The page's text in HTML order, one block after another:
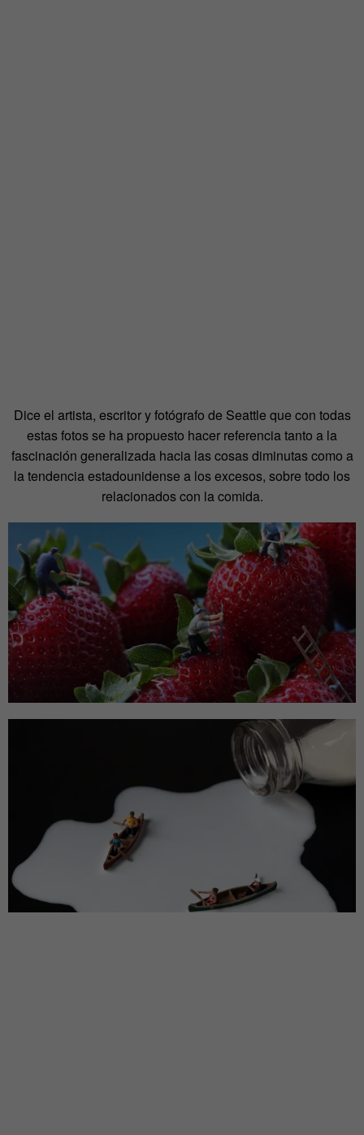
Dice el artista, escritor y fotógrafo de Seattle que con todas
estas fotos se ha propuesto hacer referencia tanto a la
fascinación generalizada hacia las cosas diminutas como a
la tendencia estadounidense a los excesos, sobre todo los
relacionados con la comida.